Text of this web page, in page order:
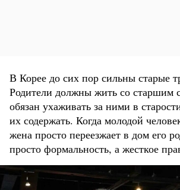
В Корее до сих пор сильны старые
Родители должны жить со старшим
обязан ухаживать за ними в
их содержать. Когда молодой
жена просто переезжает в дом его
просто формальность, а жесткое